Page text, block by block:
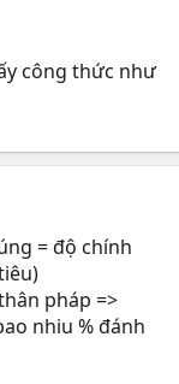
công thức như
= độ chính
pháp =>
nhiu % đánh